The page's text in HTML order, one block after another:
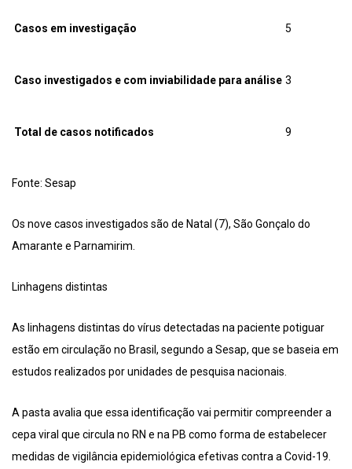
Casos em investigação 5
Caso investigados e com inviabilidade para análise 3
Total de casos notificados 9
Fonte: Sesap
Os nove casos investigados são de Natal (7), São Gonçalo do
Amarante e Parnamirim.
Linhagens distintas
As linhagens distintas do vírus detectadas na paciente potiguar
estão em circulação no Brasil, segundo a Sesap, que se baseia em
estudos realizados por unidades de pesquisa nacionais.
A pasta avalia que essa identificação vai permitir compreender a
cepa viral que circula no RN e na PB como forma de estabelecer
medidas de vigilância epidemiológica efetivas contra a Covid-19.